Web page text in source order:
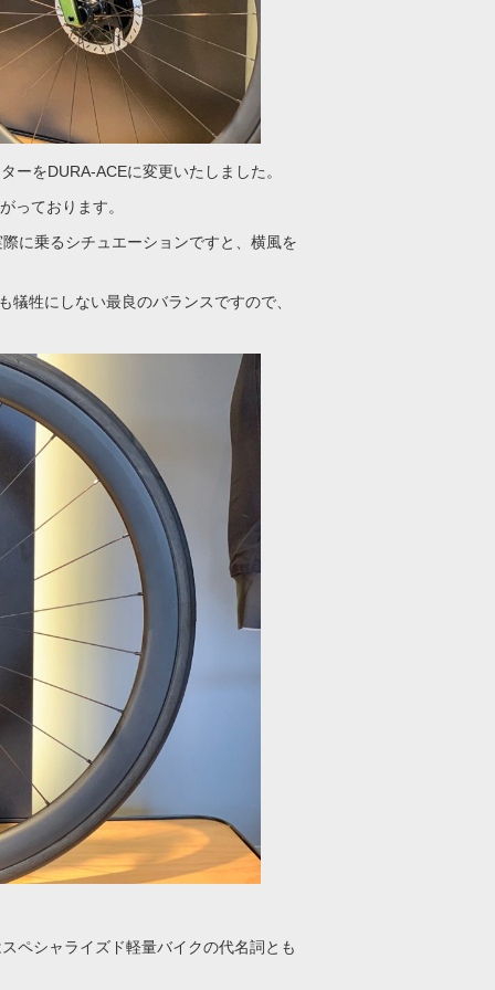
ーをDURA-ACEに変更いたしました。
っております。
に乗るシチュエーションですと、横風を
牲にしない最良のバランスですので、
ペシャライズド軽量バイクの代名詞とも